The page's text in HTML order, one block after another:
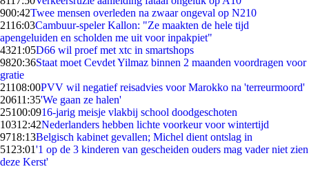
900:42Twee mensen overleden na zwaar ongeval op N210
2116:03Cambuur-speler Kallon: "Ze maakten de hele tijd
apengeluiden en scholden me uit voor inpakpiet"
4321:05D66 wil proef met xtc in smartshops
9820:36Staat moet Cevdet Yilmaz binnen 2 maanden voordragen voor
gratie
21108:00PVV wil negatief reisadvies voor Marokko na 'terreurmoord'
20611:35'We gaan ze halen'
25100:0916-jarig meisje vlakbij school doodgeschoten
10312:42Nederlanders hebben lichte voorkeur voor wintertijd
9718:13Belgisch kabinet gevallen; Michel dient ontslag in
51 23:01'1 op de 3 kinderen van gescheiden ouders mag vader niet zien
deze Kerst'